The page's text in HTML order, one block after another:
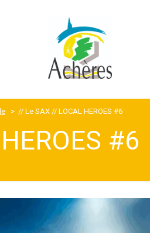
> // Le SAX // LOCAL HEROES #6
#6